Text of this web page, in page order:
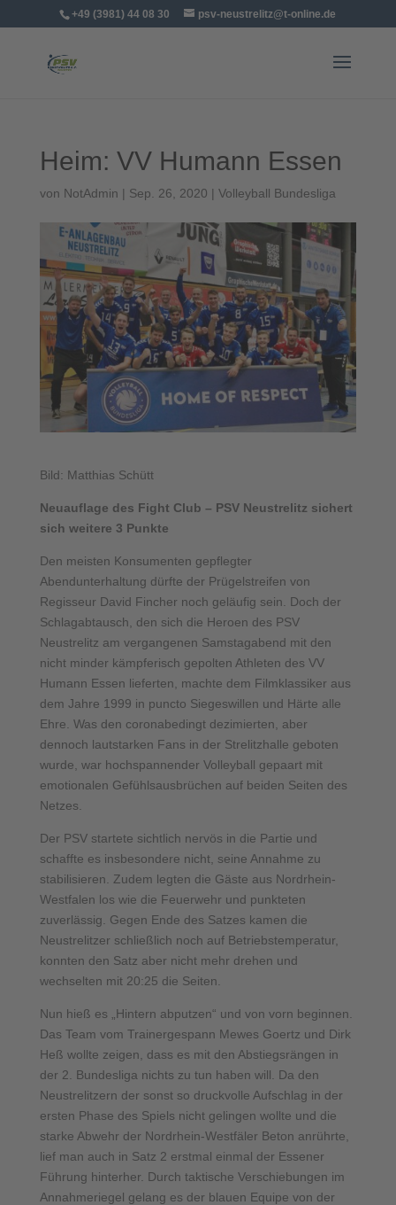
+49 (3981) 44 08 30 psv-neustrelitz@t-online.de
Heim: VV Humann Essen
von NotAdmin | Sep. 26, 2020 | Volleyball Bundesliga
Bild: Matthias Schütt
Neuauflage des Fight Club – PSV Neustrelitz sichert
sich weitere 3 Punkte
Den meisten Konsumenten gepflegter
Abendunterhaltung dürfte der Prügelstreifen von
Regisseur David Fincher noch geläufig sein. Doch der
Schlagabtausch, den sich die Heroen des PSV
Neustrelitz am vergangenen Samstagabend mit den
nicht minder kämpferisch gepolten Athleten des VV
Humann Essen lieferten, machte dem Filmklassiker aus
dem Jahre 1999 in puncto Siegeswillen und Härte alle
Ehre. Was den coronabedingt dezimierten, aber
dennoch lautstarken Fans in der Strelitzhalle geboten
wurde, war hochspannender Volleyball gepaart mit
emotionalen Gefühlsausbrüchen auf beiden Seiten des
Netzes.
Der PSV startete sichtlich nervös in die Partie und
schaffte es insbesondere nicht, seine Annahme zu
stabilisieren. Zudem legten die Gäste aus Nordrhein-
Westfalen los wie die Feuerwehr und punkteten
zuverlässig. Gegen Ende des Satzes kamen die
Neustrelitzer schließlich noch auf Betriebstemperatur,
konnten den Satz aber nicht mehr drehen und
wechselten mit 20:25 die Seiten.
Nun hieß es „Hintern abputzen“ und von vorn beginnen.
Das Team vom Trainergespann Mewes Goertz und Dirk
Heß wollte zeigen, dass es mit den Abstiegsrängen in
der 2. Bundesliga nichts zu tun haben will. Da den
Neustrelitzern der sonst so druckvolle Aufschlag in der
ersten Phase des Spiels nicht gelingen wollte und die
starke Abwehr der Nordrhein-Westfäler Beton anrührte,
lief man auch in Satz 2 erstmal einmal der Essener
Führung hinterher. Durch taktische Verschiebungen im
Annahmeriegel gelang es der blauen Equipe von der